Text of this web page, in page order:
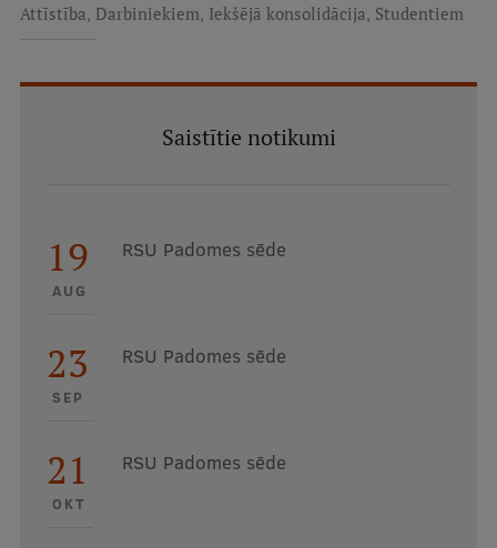
Attīstība, Darbiniekiem, Iekšējā konsolidācija, Studentiem
Saistītie notikumi
19
AUG
RSU Padomes sēde
23
SEP
RSU Padomes sēde
21
OKT
RSU Padomes sēde